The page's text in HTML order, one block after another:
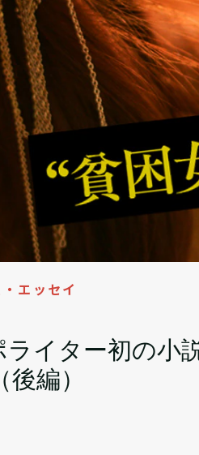
エッセイ
ライター初の
編）